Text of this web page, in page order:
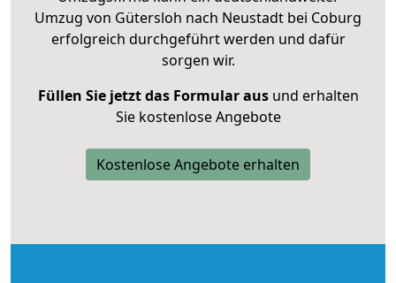
Umzug von Gütersloh nach Neustadt bei Coburg
erfolgreich durchgeführt werden und dafür
sorgen wir.
Füllen Sie jetzt das Formular ausund erhalten
Sie kostenlose Angebote
Kostenlose Angebote erhalten